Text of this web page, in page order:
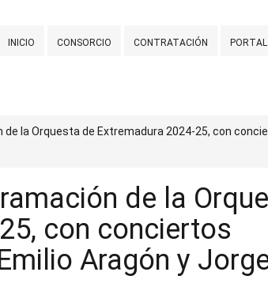
INICIO CONSORCIO CONTRATACIÓN
de la Orquesta de Extremadura 2024-25, con
de la
con conciertos
Aragón y